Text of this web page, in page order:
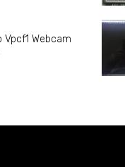
Vpcf1 Webcam